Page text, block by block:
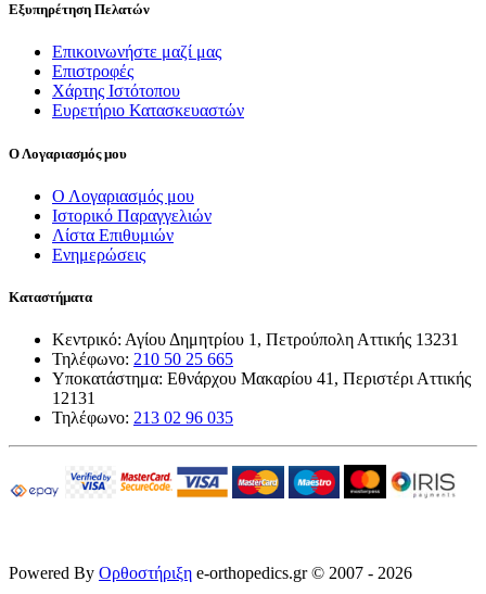
Εξυπηρέτηση Πελατών
Επικοινωνήστε μαζί μας
Επιστροφές
Χάρτης Ιστότοπου
Ευρετήριο Κατασκευαστών
Ο Λογαριασμός μου
Ο Λογαριασμός μου
Ιστορικό Παραγγελιών
Λίστα Επιθυμιών
Ενημερώσεις
Καταστήματα
Κεντρικό: Αγίου Δημητρίου 1, Πετρούπολη Αττικής 13231
Τηλέφωνο: 210 50 25 665
Υποκατάστημα: Εθνάρχου Μακαρίου 41, Περιστέρι Αττικής
12131
Τηλέφωνο: 213 02 96 035
Powered By Ορθοστήριξη e-orthopedics.gr © 2007 - 2026